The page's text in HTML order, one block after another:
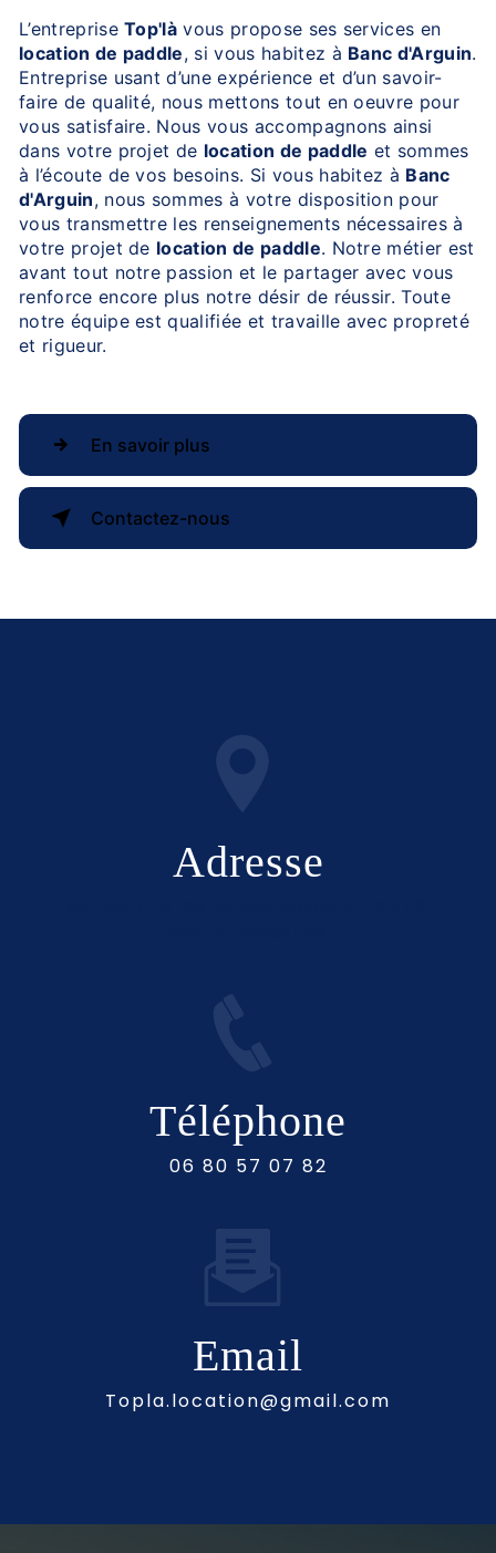
L’entrepriseTop'là vous propose ses services en
location de paddle, si vous habitez à Banc d'Arguin.
Entreprise usant d’une expérience et d’un savoir-
faire de qualité, nous mettons tout en oeuvre pour
vous satisfaire. Nous vous accompagnons ainsi
dans votre projet de location de paddle et sommes
à l’écoute de vos besoins. Si vous habitez à Banc
d'Arguin, nous sommes à votre disposition pour
vous transmettre les renseignements nécessaires à
votre projet de location de paddle. Notre métier est
avant tout notre passion et le partager avec vous
renforce encore plus notre désir de réussir. Toute
notre équipe est qualifiée et travaille avec propreté
et rigueur.
En savoir plus
Contactez-nous
Adresse
Téléphone
06 80 57 07 82
Email
topla.location@gmail.com